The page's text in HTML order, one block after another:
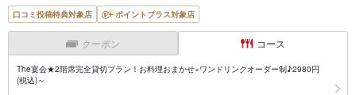
口コミ投稿特典対象店 ポイントプラス対象店
クーポン コース
The宴会★2階席完全貸切プラン！お料理おまかせ×ワンドリンクオーダー制♪2980円
(税込)～